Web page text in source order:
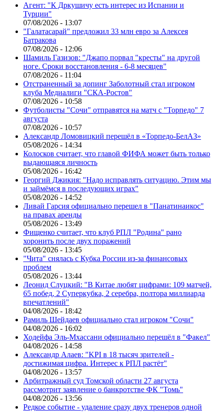
Агент: "К Дркушичу есть интерес из Испании и
Турции"
07/08/2026 - 13:07
"Галатасарай" предложил 33 млн евро за Алексея
Батракова
07/08/2026 - 12:06
Шамиль Газизов: "Джапо порвал "кресты" на другой
ноге. Сроки восстановления - 6-8 месяцев"
07/08/2026 - 11:04
Отстраненный за допинг Заболотный стал игроком
клуба Медиалиги "СКА-Ростов"
07/08/2026 - 10:58
Футболисты "Сочи" отправятся на матч с "Торпедо" 7
августа
07/08/2026 - 10:57
Александр Ломовицкий перешёл в «Торпедо-БелАЗ»
05/08/2026 - 14:34
Колосков считает, что главой ФИФА может быть только
выдающаяся личность
05/08/2026 - 16:42
Георгий Джикия: "Надо исправлять ситуацию. Этим мы
и займёмся в последующих играх"
05/08/2026 - 14:52
Ливай Гарсия официально перешел в "Панатинаикос"
на правах аренды
05/08/2026 - 13:49
Фищенко считает, что клуб РПЛ "Родина" рано
хоронить после двух поражений
05/08/2026 - 13:45
"Чита" снялась с Кубка России из-за финансовых
проблем
05/08/2026 - 13:44
Леонид Слуцкий: "В Китае любят цифрами: 109 матчей,
65 побед, 2 Суперкубка, 2 серебра, полтора миллиарда
впечатлений"
04/08/2026 - 18:42
Рамиль Шейдаев официально стал игроком "Сочи"
04/08/2026 - 16:02
Ходейфа Эль-Мхассани официально перешёл в "Факел"
04/08/2026 - 14:58
Александр Алаев: "KPI в 18 тысяч зрителей -
достижимая цифра. Интерес к РПЛ растёт"
04/08/2026 - 13:57
Арбитражный суд Томской области 27 августа
рассмотрит заявление о банкротстве ФК "Томь"
04/08/2026 - 13:56
Редкое событие - удаление сразу двух тренеров одной